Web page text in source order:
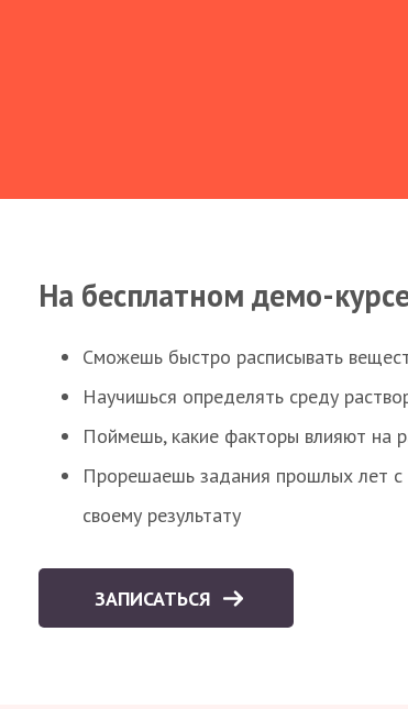
На бесплатном демо-
Сможешь быстро расписывать
Научишься определять среду
Поймешь, какие факторы влияют на
Прорешаешь задания прошлых лет
своему результату
ЗАПИСАТЬСЯ